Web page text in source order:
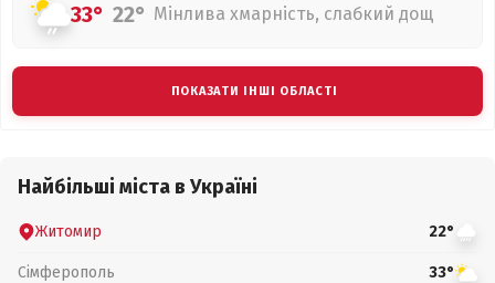
33° 22° Мінлива хмарність, слабкий дощ
ПОКАЗАТИ ІНШІ ОБЛАСТІ
Найбільші міста в Україні
Житомир 22°
Сімферополь 33°